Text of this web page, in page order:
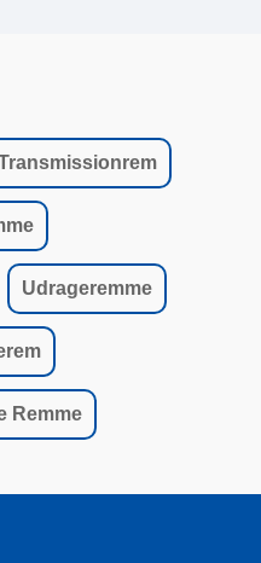
Udrageremme
Remme